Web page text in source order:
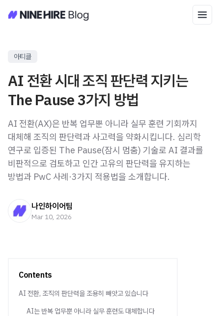
아티클
AI 전환 시대 조직 판단력 지키는
The Pause 3가지 방법
AI 전환(AX)은 반복 업무뿐 아니라 실무 훈련 기회까지
대체해 조직의 판단력과 사고력을 약화시킵니다. 심리학
연구로 입증된 The Pause(잠시 멈춤) 기술로 AI 결과를
비판적으로 검토하고 인간 고유의 판단력을 유지하는
방법과 PwC 사례·3가지 적용법을 소개합니다.
나인하이어팀
Mar 10, 2026
Contents
AI 전환, 조직의 판단력을 조용히 빼앗고 있습니다
AI는 반복 업무뿐 아니라 실무 훈련도 대체합니다